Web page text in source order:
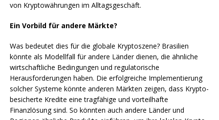
von Kryptowährungen im Alltagsgeschäft.
Ein Vorbild für andere Märkte?
Was bedeutet dies für die globale Kryptoszene? Brasilien
könnte als Modellfall für andere Länder dienen, die ähnliche
wirtschaftliche Bedingungen und regulatorische
Herausforderungen haben. Die erfolgreiche Implementierung
solcher Systeme könnte anderen Märkten zeigen, dass Krypto-
besicherte Kredite eine tragfähige und vorteilhafte
Finanzlösung sind. So könnten auch andere Länder und